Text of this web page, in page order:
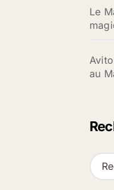
Le
au
R
e